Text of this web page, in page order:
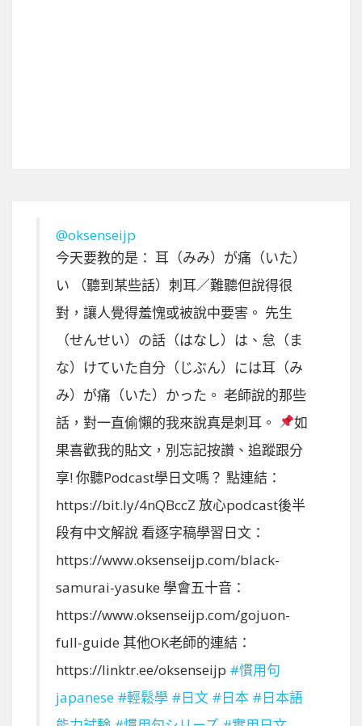
@oksenseijp
今天要教的是： 耳（みみ）が痛（いた）
い （聽到某些話）刺耳／難聽但說得很
對，讓人覺得羞愧或被說中要害。 先生
（せんせい）の話（はなし）は、怠（ま
な）けていた自分（じぶん）には耳（み
み）が痛（いた）かった。 老師說的那些
話，對一直偷懶的我來說真是刺耳。
如
果喜歡我的貼文，別忘記按讚、追蹤跟分
享! 你聽Podcast學日文嗎？ 點連結：
https://bit.ly/4nQBccZ 放心podcast後半
段有中文解說 看逐字稿學習日文：
https://www.oksenseijp.com/black-
samurai-yasuke 學會五十音：
https://www.oksenseijp.com/gojuon-
full-guide 其他OK老師的連結：
https://linktr.ee/oksenseijp #慣用句
japanese #輕鬆學 #日文 #日本 #日本語